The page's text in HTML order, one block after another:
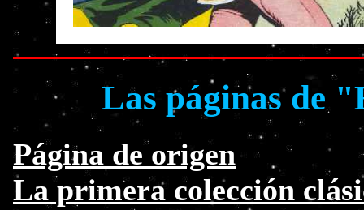
Las páginas de
Página de origen
La primera colección